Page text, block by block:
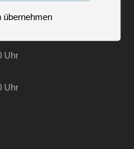
Uhr
Uhr
Uhr
übernehmen